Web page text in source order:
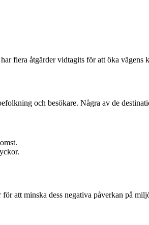
flera åtgärder vidtagits för att öka vägens
och besökare. Några av de
att minska dess negativa påverkan på